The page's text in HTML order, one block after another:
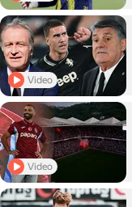
Video
Video